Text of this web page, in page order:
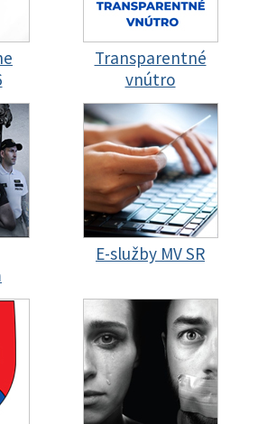
Transparentné
vnútro
E-služby MV SR